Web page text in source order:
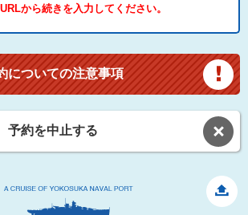
から続きを入力してください。
についての注意事項
予約を中止する